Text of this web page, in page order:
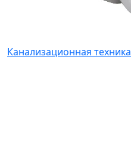
Канализационная техника